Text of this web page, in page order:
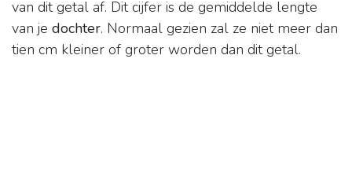
van dit getal af. Dit cijfer is de gemiddelde lengte
van je dochter. Normaal gezien zal ze niet meer dan
tien cm kleiner of groter worden dan dit getal.